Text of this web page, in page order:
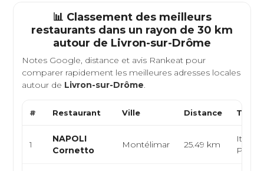
📊 Classement des meilleurs
restaurants dans un rayon de 30 km
autour de Livron-sur-Drôme
Notes Google, distance et avis Rankeat pour
comparer rapidement les meilleures adresses locales
autour de Livron-sur-Drôme.
# Restaurant Ville Distance Type
1
NAPOLI
Cornetto
Montélimar 25.49 km